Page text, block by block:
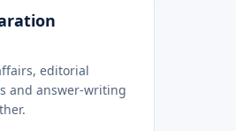
editorial
and answer-writing